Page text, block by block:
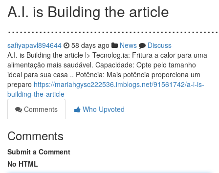
A.I. is Building the article
safiyapavl894644 58 days ago News
Discuss
A.I. is Building the article l> Tecnolog.ia: Fritura a calor para uma
alimentação mais saudável. Capacidade: Opte pelo tamanho
ideal para sua casa .. Potência: Mais potência proporciona um
preparo https://mariahgysc222536.imblogs.net/91561742/a-i-is-
building-the-article
Comments
Who Upvoted
Comments
Submit a Comment
No HTML